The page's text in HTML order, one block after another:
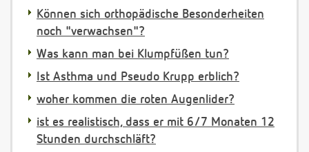
Können sich orthopädische Besonderheiten
noch "verwachsen"?
Was kann man bei Klumpfüßen tun?
Ist Asthma und Pseudo Krupp erblich?
woher kommen die roten Augenlider?
ist es realistisch, dass er mit 6/7 Monaten 12
Stunden durchschläft?